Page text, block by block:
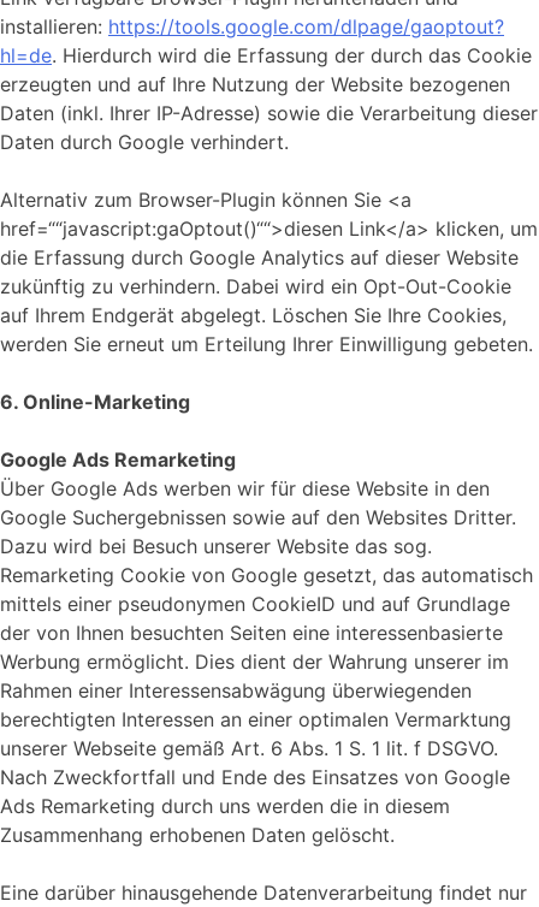
installieren: https://tools.google.com/dlpage/gaoptout?
hl=de. Hierdurch wird die Erfassung der durch das Cookie
erzeugten und auf Ihre Nutzung der Website bezogenen
Daten (inkl. Ihrer IP-Adresse) sowie die Verarbeitung dieser
Daten durch Google verhindert.
Alternativ zum Browser-Plugin können Sie <a
href=““javascript:gaOptout()““>diesen Link</a> klicken, um
die Erfassung durch Google Analytics auf dieser Website
zukünftig zu verhindern. Dabei wird ein Opt-Out-Cookie
auf Ihrem Endgerät abgelegt. Löschen Sie Ihre Cookies,
werden Sie erneut um Erteilung Ihrer Einwilligung gebeten.
6. Online-Marketing
Google Ads Remarketing
Über Google Ads werben wir für diese Website in den
Google Suchergebnissen sowie auf den Websites Dritter.
Dazu wird bei Besuch unserer Website das sog.
Remarketing Cookie von Google gesetzt, das automatisch
mittels einer pseudonymen CookieID und auf Grundlage
der von Ihnen besuchten Seiten eine interessenbasierte
Werbung ermöglicht. Dies dient der Wahrung unserer im
Rahmen einer Interessensabwägung überwiegenden
berechtigten Interessen an einer optimalen Vermarktung
unserer Webseite gemäß Art. 6 Abs. 1 S. 1 lit. f DSGVO.
Nach Zweckfortfall und Ende des Einsatzes von Google
Ads Remarketing durch uns werden die in diesem
Zusammenhang erhobenen Daten gelöscht.
Eine darüber hinausgehende Datenverarbeitung findet nur